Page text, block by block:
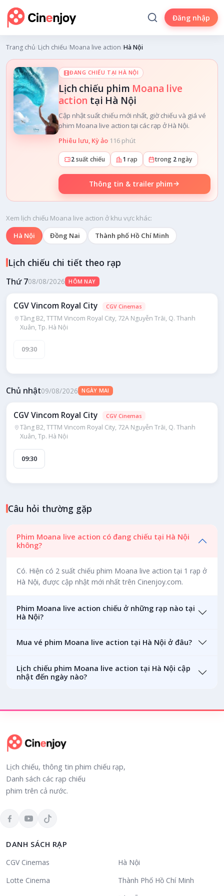
Đăng nhập
Trang chủ Lịch chiếu Moana live action Hà Nội
ĐANG CHIẾU TẠI HÀ NỘI
Lịch chiếu phim Moana live
action tại Hà Nội
Cập nhật suất chiếu mới nhất, giờ chiếu và giá vé
phim Moana live action tại các rạp ở Hà Nội.
Phiêu lưu, Kỳ ảo·116 phút
2suất chiếu 1 rạp trong 2ngày
Thông tin & trailer phim
Xem lịch chiếu Moana live action ở khu vực khác:
Hà Nội
Đồng Nai Thành phố Hồ Chí Minh
Lịch chiếu chi tiết theo rạp
Thứ 708/08/2026 HÔM NAY
CGV Vincom Royal City CGV Cinemas
Tầng B2, TTTM Vincom Royal City, 72A Nguyễn Trãi, Q. Thanh
Xuân, Tp. Hà Nội
09:30
Chủ nhật09/08/2026 NGÀY MAI
CGV Vincom Royal City CGV Cinemas
Tầng B2, TTTM Vincom Royal City, 72A Nguyễn Trãi, Q. Thanh
Xuân, Tp. Hà Nội
09:30
Câu hỏi thường gặp
Phim Moana live action có đang chiếu tại Hà Nội
không?
Có. Hiện có 2 suất chiếu phim Moana live action tại 1 rạp ở
Hà Nội, được cập nhật mới nhất trên Cinenjoy.com.
Phim Moana live action chiếu ở những rạp nào tại
Hà Nội?
Mua vé phim Moana live action tại Hà Nội ở đâu?
Lịch chiếu phim Moana live action tại Hà Nội cập
nhật đến ngày nào?
Lịch chiếu, thông tin phim chiếu rạp,
Danh sách các rạp chiếu
phim trên cả nước.
DANH SÁCH RẠP
CGV Cinemas
Lotte Cinema
Hà Nội
Thành Phố Hồ Chí Minh